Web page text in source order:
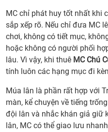
MC chỉ phát huy tốt nhất khi
sắp xếp rõ. Nếu chỉ đưa MC
chơi, không có tiết mục,
hoặc không có người phối
lâu. Vì vậy, khi thuê MC Chú
tính luôn các hạng mục đi
Múa lân là phần rất hợp với
màn, kể chuyện về tiếng
đội lân và nhắc khán giả giữ
lân, MC có thể giao lưu